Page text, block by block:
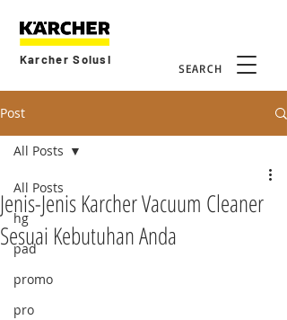
SEARCH
Karcher Solusi
Post
All Posts
hg
pad
promo
pro
All Posts
Jenis-Jenis Karcher Vacuum Cleaner
Sesuai Kebutuhan Anda